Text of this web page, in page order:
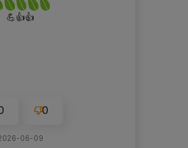
💪👍️👍️
0
06-09